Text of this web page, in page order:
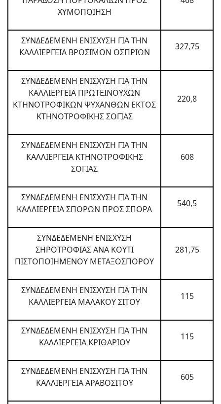
ΧΥΜΟΠΟΙΗΣΗ
ΣΥΝΔΕΔΕΜΕΝΗ ΕΝΙΣΧΥΣΗ ΓΙΑ ΤΗΝ
ΚΑΛΛΙΕΡΓΕΙΑ ΒΡΩΣΙΜΩΝ ΟΣΠΡΙΩΝ
327,75
ΣΥΝΔΕΔΕΜΕΝΗ ΕΝΙΣΧΥΣΗ ΓΙΑ ΤΗΝ
ΚΑΛΛΙΕΡΓΕΙΑ ΠΡΩΤΕΙΝΟΥΧΩΝ
ΚΤΗΝΟΤΡΟΦΙΚΩΝ ΨΥΧΑΝΘΩΝ ΕΚΤΟΣ
ΚΤΗΝΟΤΡΟΦΙΚΗΣ ΣΟΓΙΑΣ
220,8
ΣΥΝΔΕΔΕΜΕΝΗ ΕΝΙΣΧΥΣΗ ΓΙΑ ΤΗΝ
ΚΑΛΛΙΕΡΓΕΙΑ ΚΤΗΝΟΤΡΟΦΙΚΗΣ
ΣΟΓΙΑΣ
608
ΣΥΝΔΕΔΕΜΕΝΗ ΕΝΙΣΧΥΣΗ ΓΙΑ ΤΗΝ
ΚΑΛΛΙΕΡΓΕΙΑ ΣΠΟΡΩΝ ΠΡΟΣ ΣΠΟΡΑ
540,5
ΣΥΝΔΕΔΕΜΕΝΗ ΕΝΙΣΧΥΣΗ
ΣΗΡΟΤΡΟΦΙΑΣ ΑΝΑ ΚΟΥΤΙ
ΠΙΣΤΟΠΟΙΗΜΕΝΟΥ ΜΕΤΑΞΟΣΠΟΡΟΥ
281,75
ΣΥΝΔΕΔΕΜΕΝΗ ΕΝΙΣΧΥΣΗ ΓΙΑ ΤΗΝ
ΚΑΛΛΙΕΡΓΕΙΑ ΜΑΛΑΚΟΥ ΣΙΤΟΥ
115
ΣΥΝΔΕΔΕΜΕΝΗ ΕΝΙΣΧΥΣΗ ΓΙΑ ΤΗΝ
ΚΑΛΛΙΕΡΓΕΙΑ ΚΡΙΘΑΡΙΟΥ
115
ΣΥΝΔΕΔΕΜΕΝΗ ΕΝΙΣΧΥΣΗ ΓΙΑ ΤΗΝ
ΚΑΛΛΙΕΡΓΕΙΑ ΑΡΑΒΟΣΙΤΟΥ
605